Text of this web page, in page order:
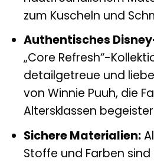
zum Kuscheln und
Authentisches
„Core Refresh“-
detailgetreue und
von Winnie Puuh, die
Altersklassen
Sichere Materialien:
Stoffe und Farben